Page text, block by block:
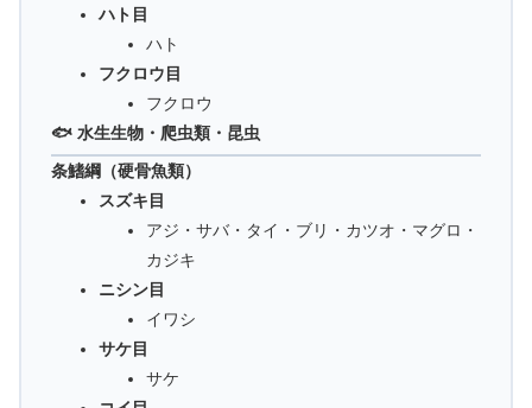
ハト目
ハト
フクロウ目
フクロウ
🐟 水生生物・爬虫類・昆虫
条鰭綱（硬骨魚類）
スズキ目
アジ・サバ・タイ・ブリ・カツオ・マグロ・
カジキ
ニシン目
イワシ
サケ目
サケ